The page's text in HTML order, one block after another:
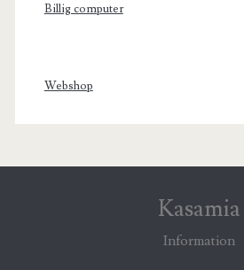
Billig computer
Webshop
Kasamia
Information